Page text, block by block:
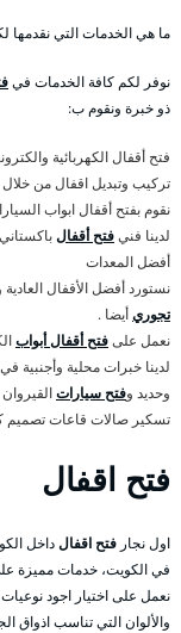
ما هي الخدمات التي نقدمها
نوفر لكم كافة الخدمات في
ذو خبرة ونقوم ب:
فتح أقفال الكهربائية
تركيب وتبديل اقفال من
نقوم بفتح أقفال ابواب
لدينا فنيفتح أقفال
أفضل المعدات
نستورد أفضل الأقفال العادية
تجوريأيضا .
نعمل علىفتح أقفال أبواب
لدينا خبرات محلية وأجنبية
وحديد وفتح سيارات
تسكير صالات قاعات تصميم
فتح اقفال
اول نجار فتح اقفالداخل
في الكويت، خدمات مميزة
نعمل على اختيار اجود
والألوان التي تناسب اذواق